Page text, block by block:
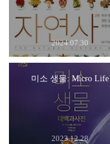
2024.07.30
미소 생물: Micro Life
2023.12.28